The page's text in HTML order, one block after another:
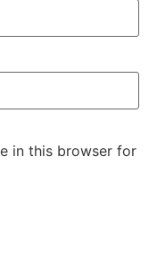
in this browser for